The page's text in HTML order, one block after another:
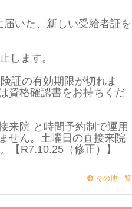
いた、新しい受給者証を
します。
証の有効期限が切れま
資格確認書をお持ちくだ
院 と時間予約制で運用
せん。土曜日の直接来院
【R7.10.25（修正）】
その他一覧